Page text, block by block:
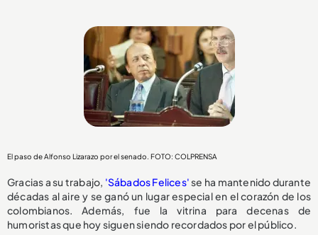
El paso de Alfonso Lizarazo por el senado. FOTO: COLPRENSA
Gracias a su trabajo, 'Sábados Felices'se ha mantenido durante
décadas al aire y se ganó un lugar especial en el corazón de los
colombianos. Además, fue la vitrina para decenas de
humoristas que hoy siguen siendo recordados por el público.